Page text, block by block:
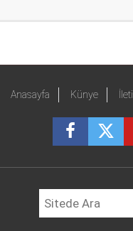
Anasayfa Künye